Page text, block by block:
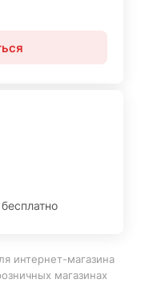
интернет-магазина
магазинах